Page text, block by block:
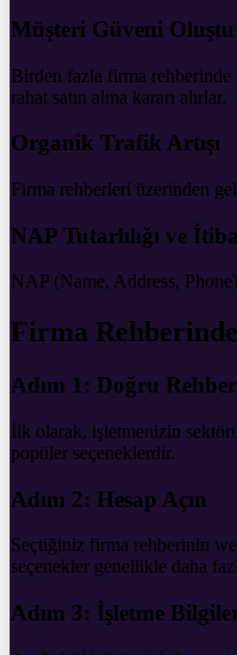
Müşteri Güveni
Birden fazla firma rehberinde
rahat satın alma kararı alırlar.
Organik Trafik Artışı
Firma rehberleri üzerinden
NAP Tutarlılığı ve
NAP (Name, Address,
Firma Rehberinde
Adım 1: Doğru
İlk olarak, işletmenizin
popüler seçeneklerdir.
Adım 2: Hesap Açın
Seçtiğiniz firma rehberinin
seçenekler genellikle daha
Adım 3: İşletme